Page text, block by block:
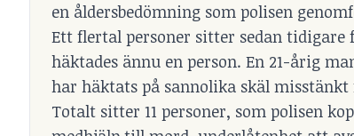
en åldersbedömning som polisen
Ett flertal personer sitter sedan tidigare
häktades ännu en person. En 21-årig
har häktats på sannolika skäl
Totalt sitter 11 personer, som polisen